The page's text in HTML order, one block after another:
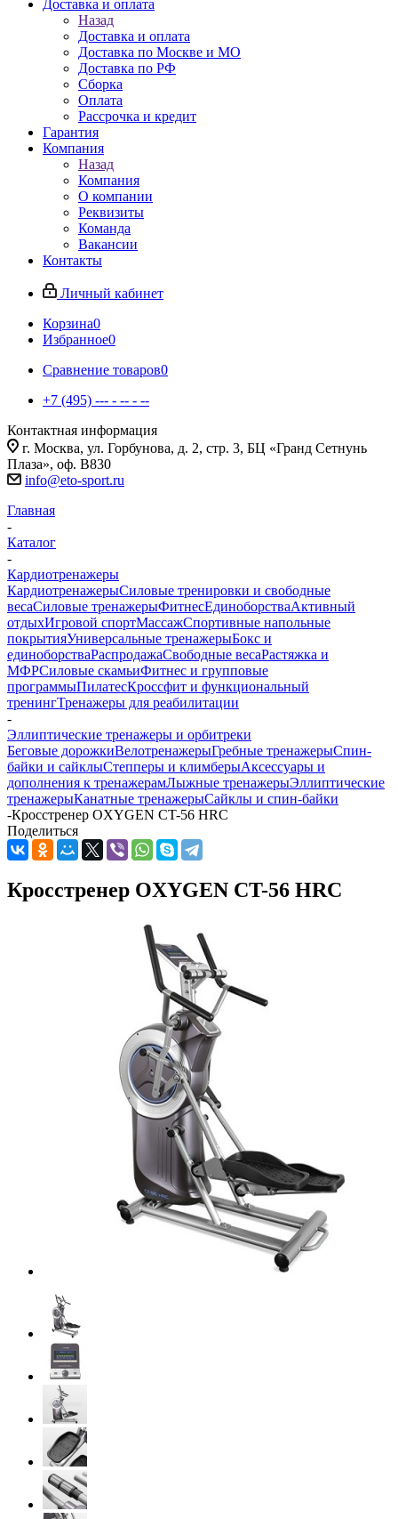
Доставка и оплата
Назад
Доставка и оплата
Доставка по Москве и МО
Доставка по РФ
Сборка
Оплата
Рассрочка и кредит
Гарантия
Компания
Назад
Компания
О компании
Реквизиты
Команда
Вакансии
Контакты
Личный кабинет
Корзина0
Избранное0
Сравнение товаров0
+7 (495) --- - -- - --
Контактная информация
г. Москва, ул. Горбунова, д. 2, стр. 3, БЦ «Гранд Сетнунь
Плаза», оф. В830
info@eto-sport.ru
Главная
-
Каталог
-
Кардиотренажеры
КардиотренажерыСиловые тренировки и свободные
весаСиловые тренажерыФитнесЕдиноборстваАктивный
отдыхИгровой спортМассажСпортивные напольные
покрытияУниверсальные тренажерыБокс и
единоборстваРаспродажаСвободные весаРастяжка и
МФРСиловые скамьиФитнес и групповые
программыПилатесКроссфит и функциональный
тренингТренажеры для реабилитации
-
Эллиптические тренажеры и орбитреки
Беговые дорожкиВелотренажерыГребные тренажерыСпин-
байки и сайклыСтепперы и климберыАксессуары и
дополнения к тренажерамЛыжные тренажерыЭллиптические
тренажерыКанатные тренажерыСайклы и спин-байки
-Кросстренер OXYGEN CT-56 HRC
Поделиться
Кросстренер OXYGEN CT-56 HRC